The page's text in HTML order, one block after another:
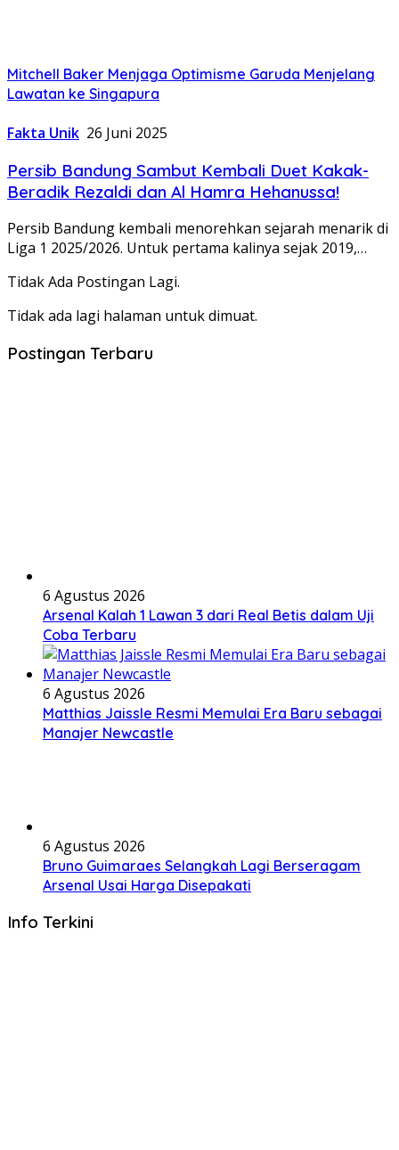
Mitchell Baker Menjaga Optimisme Garuda Menjelang
Lawatan ke Singapura
Fakta Unik 26 Juni 2025
Persib Bandung Sambut Kembali Duet Kakak-
Beradik Rezaldi dan Al Hamra Hehanussa!
Persib Bandung kembali menorehkan sejarah menarik di
Liga 1 2025/2026. Untuk pertama kalinya sejak 2019,…
Tidak Ada Postingan Lagi.
Tidak ada lagi halaman untuk dimuat.
Postingan Terbaru
6 Agustus 2026
Arsenal Kalah 1 Lawan 3 dari Real Betis dalam Uji
Coba Terbaru
6 Agustus 2026
Matthias Jaissle Resmi Memulai Era Baru sebagai
Manajer Newcastle
6 Agustus 2026
Bruno Guimaraes Selangkah Lagi Berseragam
Arsenal Usai Harga Disepakati
Info Terkini